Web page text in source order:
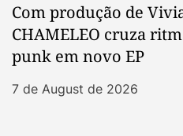
Com produção de
CHAMELEO cruza
punk em novo EP
7 de August de 2026